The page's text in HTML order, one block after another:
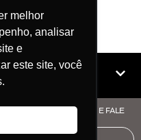
melhor
analisar
e
este site, você
57 - CLIQUE AQUI E FALE